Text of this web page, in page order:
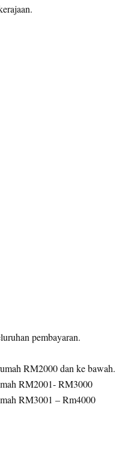
pembayaran.
RM2000 dan ke bawah.
RM2001- RM3000
RM3001 – Rm4000